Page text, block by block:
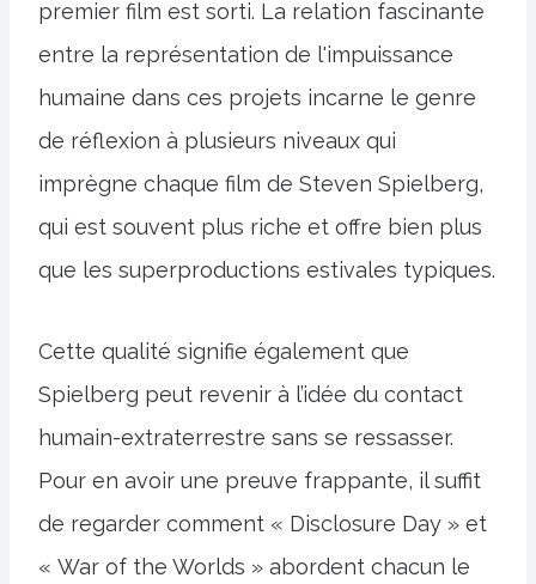
premier film est sorti. La relation fascinante
entre la représentation de l'impuissance
humaine dans ces projets incarne le genre
de réflexion à plusieurs niveaux qui
imprègne chaque film de Steven Spielberg,
qui est souvent plus riche et offre bien plus
que les superproductions estivales typiques.
Cette qualité signifie également que
Spielberg peut revenir à l’idée du contact
humain-extraterrestre sans se ressasser.
Pour en avoir une preuve frappante, il suffit
de regarder comment « Disclosure Day » et
« War of the Worlds » abordent chacun le